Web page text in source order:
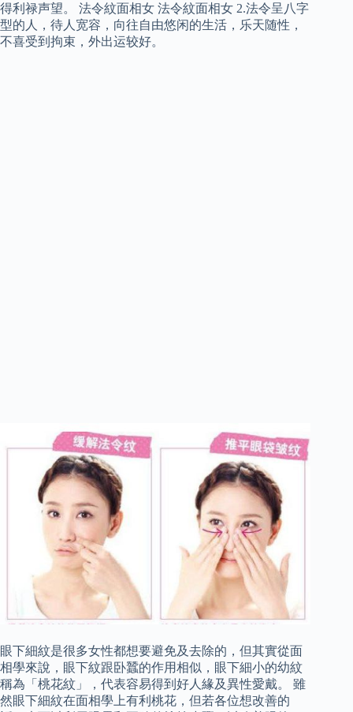
得利禄声望。 法令紋面相女 法令紋面相女 2.法令呈八字
型的人，待人宽容，向往自由悠闲的生活，乐天随性，
不喜受到拘束，外出运较好。
眼下細紋是很多女性都想要避免及去除的，但其實從面
相學來說，眼下紋跟卧蠶的作用相似，眼下細小的幼紋
稱為「桃花紋」，代表容易得到好人緣及異性愛戴。 雖
然眼下細紋在面相學上有利桃花，但若各位想改善的